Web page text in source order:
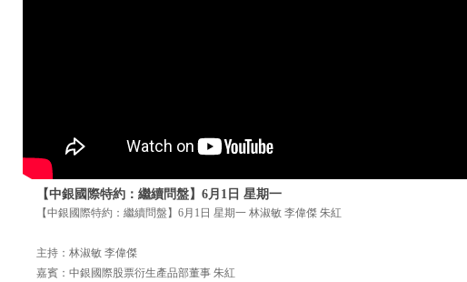
【中銀國際特約：繼續問盤】6月1日 星期一
【中銀國際特約：繼續問盤】6月1日 星期一 林淑敏 李偉傑 朱紅
主持：林淑敏 李偉傑
嘉賓：中銀國際股票衍生產品部董事 朱紅